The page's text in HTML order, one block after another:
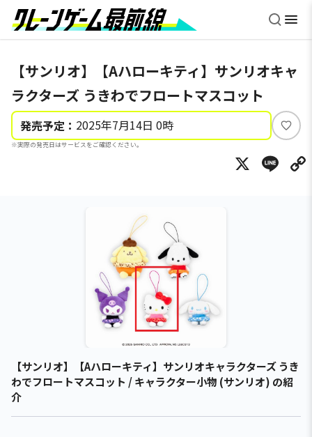
【サンリオ】【Aハローキティ】サンリオキャ
ラクターズ うきわでフロートマスコット
発売予定： 2025年7月14日 0時
※実際の発売日はサービスをご確認ください。
い
ね
X
【サンリオ】【Aハローキティ】サンリオキャラクターズ うき
わでフロートマスコット / キャラクター小物 (サンリオ) の紹
介